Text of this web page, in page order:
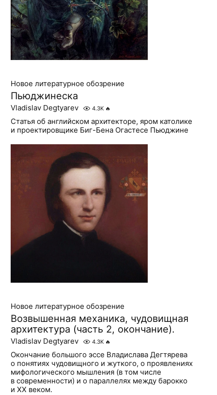
Новое литературное обозрение
Пьюджинеска
Vladislav Degtyarev 4.3K 🔥
Статья об английском архитекторе, яром католике
и проектировщике Биг-Бена Огастесе Пьюджине
Новое литературное обозрение
Возвышенная механика, чудовищная
архитектура (часть 2, окончание).
Vladislav Degtyarev 4.3K 🔥
Окончание большого эссе Владислава Дегтярева
о понятиях чудовищного и жуткого, о проявлениях
мифологического мышления (в том числе
в современности) и о параллелях между барокко
и ХХ веком.